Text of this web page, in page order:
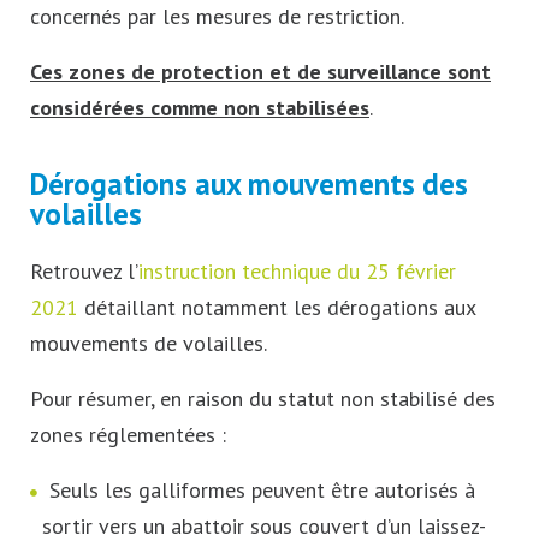
concernés par les mesures de restriction.
Ces zones de protection et de surveillance sont
considérées comme non stabilisées.
Dérogations aux mouvements des
volailles
Retrouvez l’instruction technique du 25 février
2021 détaillant notamment les dérogations aux
mouvements de volailles.
Pour résumer, en raison du statut non stabilisé des
zones réglementées :
Seuls les galliformes peuvent être autorisés à
sortir vers un abattoir sous couvert d’un laissez-